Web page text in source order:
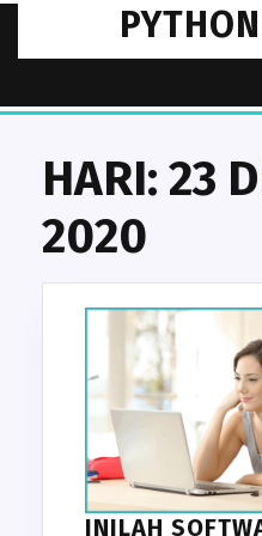
content
HARI: 23
2020
INILAH